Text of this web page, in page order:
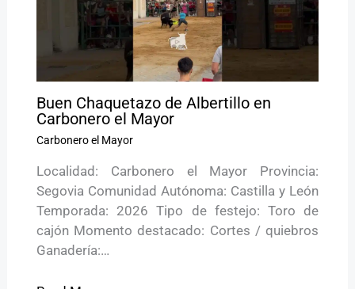
Buen Chaquetazo de Albertillo en
Carbonero el Mayor
Carbonero el Mayor
Localidad: Carbonero el Mayor Provincia:
Segovia Comunidad Autónoma: Castilla y León
Temporada: 2026 Tipo de festejo: Toro de
cajón Momento destacado: Cortes / quiebros
Ganadería:…